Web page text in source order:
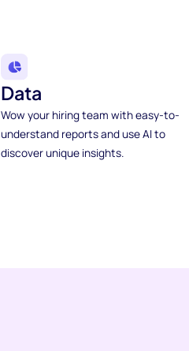
Data
Wow your hiring team with easy-to-
understand reports and use AI to
discover unique insights.